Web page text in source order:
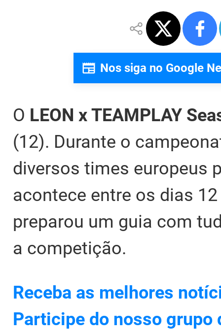
Nos siga no Google
O LEON x TEAMPLAY
(12). Durante o
diversos times europeus
acontece entre os dias
preparou um guia com
a competição.
Receba as melhores
Participe do nosso grupo